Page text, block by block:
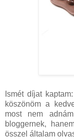
Ismét díjat
köszönöm a
most nem
bloggernek,
összel általam